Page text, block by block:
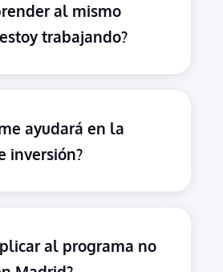
al mismo
trabajando?
ayudará en la
inversión?
al programa no